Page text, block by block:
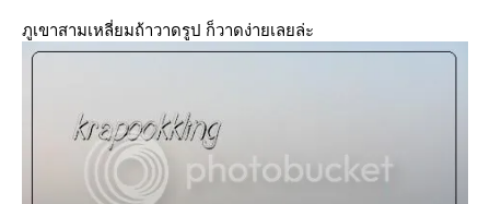
ภูเขาสามเหลี่ยมถ้าวาดรูป ก็วาดง่ายเลยล่ะ